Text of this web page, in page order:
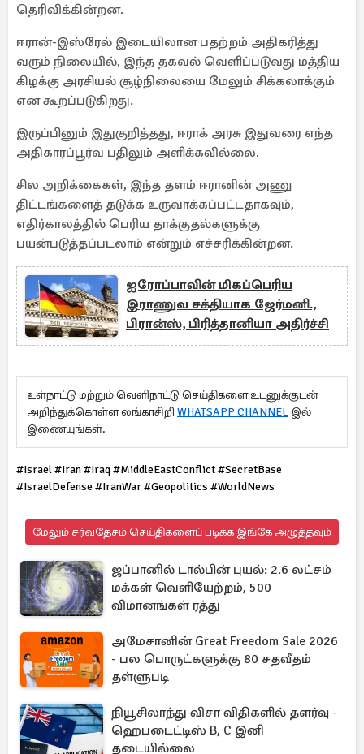
தெரிவிக்கின்றன.
ஈரான்-இஸ்ரேல் இடையிலான பதற்றம் அதிகரித்து
வரும் நிலையில், இந்த தகவல் வெளிப்படுவது மத்திய
கிழக்கு அரசியல் சூழ்நிலையை மேலும் சிக்கலாக்கும்
என கூறப்படுகிறது.
இருப்பினும் இதுகுறித்தது, ஈராக் அரசு இதுவரை எந்த
அதிகாரப்பூர்வ பதிலும் அளிக்கவில்லை.
சில அறிக்கைகள், இந்த தளம் ஈரானின் அணு
திட்டங்களைத் தடுக்க உருவாக்கப்பட்டதாகவும்,
எதிர்காலத்தில் பெரிய தாக்குதல்களுக்கு
பயன்படுத்தப்படலாம் என்றும் எச்சரிக்கின்றன.
ஐரோப்பாவின் மிகப்பெரிய
இராணுவ சக்தியாக ஜேர்மனி.,
பிரான்ஸ், பிரித்தானியா அதிர்ச்சி
உள்நாட்டு மற்றும் வெளிநாட்டு செய்திகளை உடனுக்குடன்
அறிந்துக்கொள்ள லங்காசிறி WHATSAPP CHANNEL இல்
இணையுங்கள்.
#Israel #Iran #Iraq #MiddleEastConflict #SecretBase
#IsraelDefense #IranWar #Geopolitics #WorldNews
மேலும் சர்வதேசம் செய்திகளைப் படிக்க இங்கே அழுத்தவும்
ஜப்பானில் டால்பின் புயல்: 2.6 லட்சம்
மக்கள் வெளியேற்றம், 500
விமானங்கள் ரத்து
அமேசானின் Great Freedom Sale 2026
- பல பொருட்களுக்கு 80 சதவீதம்
தள்ளுபடி
நியூசிலாந்து விசா விதிகளில் தளர்வு -
ஹெபடைட்டிஸ் B, C இனி
தடையில்லை